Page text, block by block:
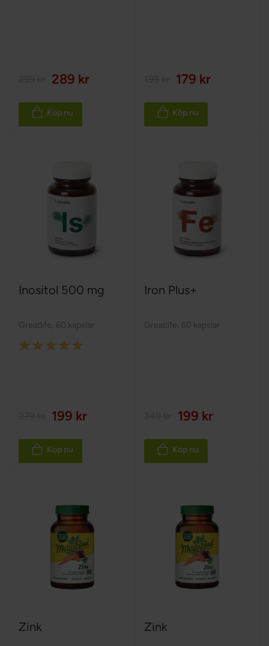
289 kr
Köp nu
179 kr
Köp nu
Inositol 500 mg
Greatlife 60 kapslar
Rating:
199 kr
Köp nu
Iron Plus+
Greatlife 60 kapslar
199 kr
Köp nu
Zink Zink